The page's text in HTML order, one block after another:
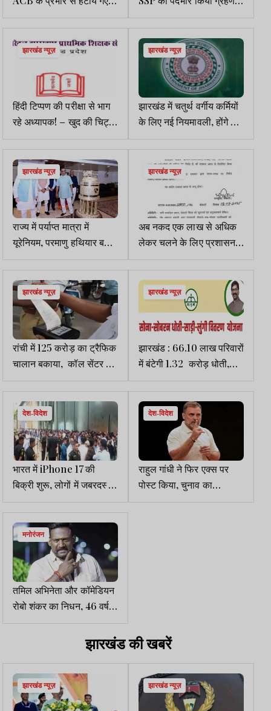
राकेश रंजन रांची के नए
एसएसपी, 30 IPS का तबादला
बोले-जनता को बेहतर पुलिसिंग
देना लक्ष्य
झारखंड न्यूज़
हिंदी टिप्पण की परीक्षा से भाग
रहे अध्यापक! – खुद की चिट्ठी
में ढेरों गलतियां उजागर
झारखंड न्यूज़
झारखंड में चतुर्थ वर्गीय कर्मियों
के लिए नई नियमावली, होंगे दो
कैडर
झारखंड न्यूज़
राज्य में पर्याप्त मात्रा में
यूरेनियम, परमाणु हथियार बनाने
में झारखंड दे सकता है खास
योगदानः CM
झारखंड न्यूज़
अब नकद एक लाख से अधिक
लेकर चलने के लिए प्रशासन
से प्रमाण पत्र लेने की जरूरत
नहीं
झारखंड न्यूज़
रांची में 125 करोड़ का ट्रैफिक
चालान बकाया, कॉल सेंटर से
वसूली की तैयारी
झारखंड न्यूज़
झारखंड : 66.10 लाख परिवारों
में बंटेगी 1.32 करोड़ धोती,
साड़ी व लुंगी
देश-विदेश
भारत में iPhone 17 की
बिक्री शुरू, लोगों में जबरदस्त
क्रेज, आधी रात से स्टोर्स के
बाहर भीड़
देश-विदेश
राहुल गांधी ने फिर एक्स पर
पोस्ट किया, चुनाव का
चौकीदार जागता रहा, चोरी
मनोरंजन
तमिल अभिनेता और कॉमेडियन
रोबो शंकर का निधन, 46 वर्ष
की उम्र में ली अंतिम सांस
झारखंड की खबरें
झारखंड न्यूज़ झारखंड न्यूज़